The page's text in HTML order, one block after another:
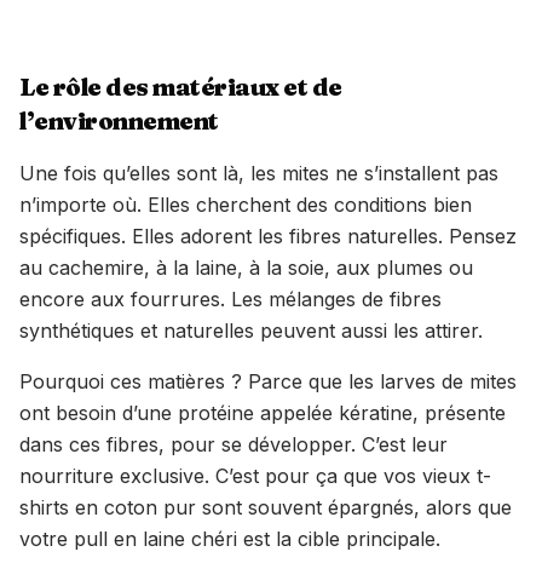
Le rôle des matériaux et de
l’environnement
Une fois qu’elles sont là, les mites ne s’installent pas
n’importe où. Elles cherchent des conditions bien
spécifiques. Elles adorent les fibres naturelles. Pensez
au cachemire, à la laine, à la soie, aux plumes ou
encore aux fourrures. Les mélanges de fibres
synthétiques et naturelles peuvent aussi les attirer.
Pourquoi ces matières ? Parce que les larves de mites
ont besoin d’une protéine appelée kératine, présente
dans ces fibres, pour se développer. C’est leur
nourriture exclusive. C’est pour ça que vos vieux t-
shirts en coton pur sont souvent épargnés, alors que
votre pull en laine chéri est la cible principale.